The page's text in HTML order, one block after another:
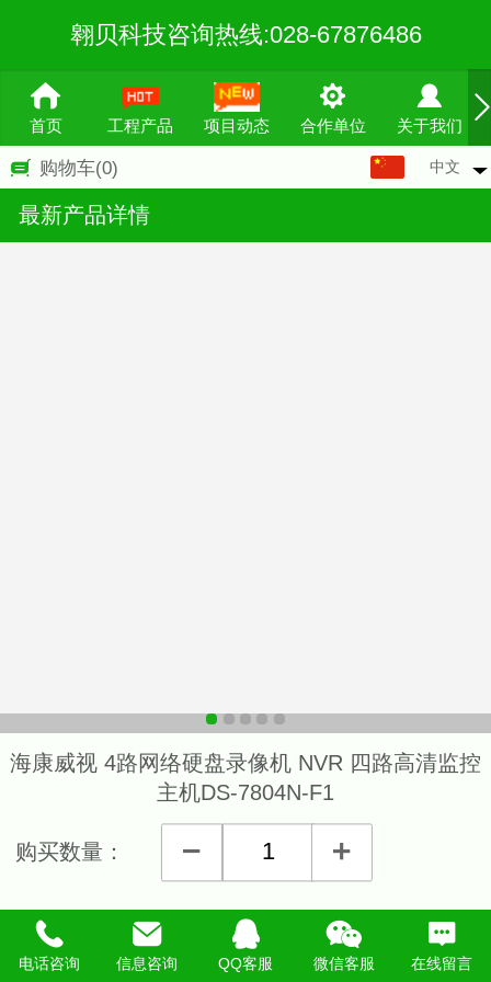
翱贝科技咨询热线:028-67876486
首页 工程产品 项目动态 合作单位 关于我们
购物车(0) 中文
最新产品详情
海康威视 4路网络硬盘录像机 NVR 四路高清监控
主机DS-7804N-F1
购买数量：
详细说明
电话咨询 信息咨询 QQ客服 微信客服 在线留言